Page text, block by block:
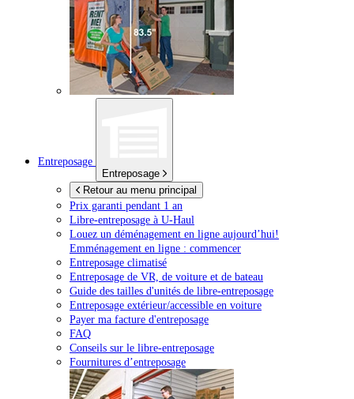
Entreposage
Entreposage
Retour au menu principal
Prix garanti pendant 1 an
Libre-entreposage à U-Haul
Louez un déménagement en ligne aujourd’hui!
Emménagement en ligne : commencer
Entreposage climatisé
Entreposage de VR, de voiture et de bateau
Guide des tailles d'unités de libre-entreposage
Entreposage extérieur/accessible en voiture
Payer ma facture d'entreposage
FAQ
Conseils sur le libre-entreposage
Fournitures d’entreposage